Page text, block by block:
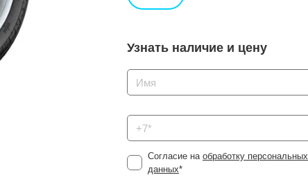
Узнать наличие и цену
Согласие на обработку персональных
данных*